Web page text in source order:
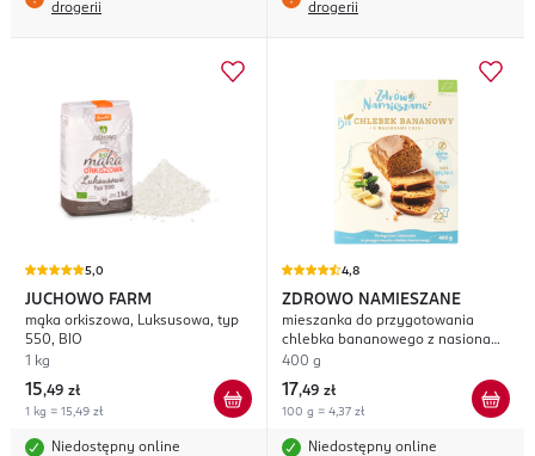
drogerii
drogerii
5,0
JUCHOWO FARM
mąka orkiszowa, Luksusowa, typ
550, BIO
1 kg
15,49 zł
1 kg = 15,49 zł
Niedostępny online
4,8
ZDROWO NAMIESZANE
mieszanka do przygotowania
chlebka bananowego z nasionami
Chia
400 g
17,49 zł
100 g = 4,37 zł
Niedostępny online